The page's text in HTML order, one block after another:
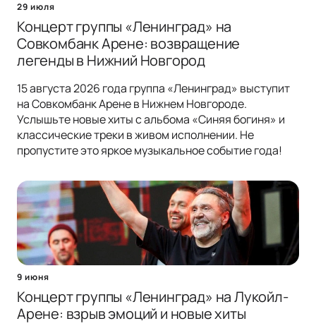
29 июля
Концерт группы «Ленинград» на
Совкомбанк Арене: возвращение
легенды в Нижний Новгород
15 августа 2026 года группа «Ленинград» выступит
на Совкомбанк Арене в Нижнем Новгороде.
Услышьте новые хиты с альбома «Синяя богиня» и
классические треки в живом исполнении. Не
пропустите это яркое музыкальное событие года!
9 июня
Концерт группы «Ленинград» на Лукойл-
Арене: взрыв эмоций и новые хиты